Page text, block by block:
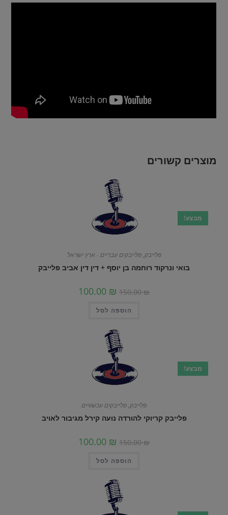
מוצרים קשורים
מבצע!
פלייבק,פלייבקים עבריים - ארץ ישראל
בואי ונרקוד רוחמה בן יוסף + דין דין אביב פלייבק
150.00₪
100.00 ₪
הוספה לסל
מבצע!
פלייבק,פלייבקים עכשוויים
פלייבק קריוקי להורדה נועה קירל מגיבור לאויב
150.00₪
100.00 ₪
הוספה לסל